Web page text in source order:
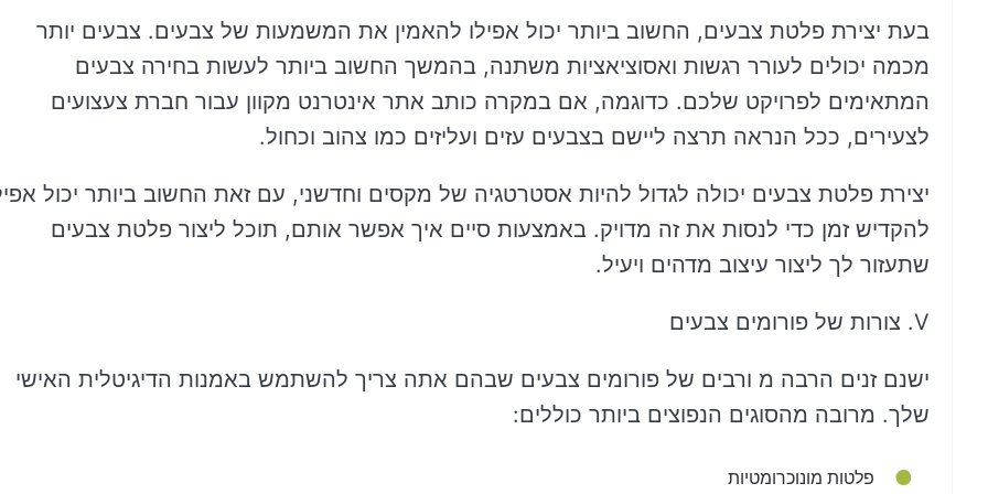
בעת יצירת פלטת צבעים, החשוב ביותר יכול אפילו להאמין את המשמעות של צבעים. צבעים יותר
מכמה יכולים לעורר רגשות ואסוציאציות משתנה, בהמשך החשוב ביותר לעשות בחירה צבעים
המתאימים לפרויקט שלכם. כדוגמה, אם במקרה כותב אתר אינטרנט מקוון עבור חברת צעצועים
לצעירים, ככל הנראה תרצה ליישם בצבעים עזים ועליזים כמו צהוב וכחול.
יצירת פלטת צבעים יכולה לגדול להיות אסטרטגיה של מקסים וחדשני, עם זאת החשוב ביותר יכול
להקדיש זמן כדי לנסות את זה מדויק. באמצעות סיים איך אפשר אותם, תוכל ליצור פלטת צבעים
שתעזור לך ליצור עיצוב מדהים ויעיל.
V. צורות של פורומים צבעים
ישנם זנים הרבה מ ורבים של פורומים צבעים שבהם אתה צריך להשתמש באמנות הדיגיטלית האישי
שלך. מרובה מהסוגים הנפוצים ביותר כוללים:
פלטות מונוכרומטיות